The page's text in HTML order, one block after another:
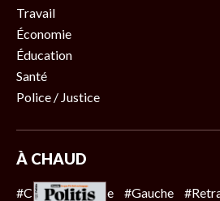
Travail
Économie
Éducation
Santé
Police / Justice
À CHAUD
#Climat #Police #Gauche